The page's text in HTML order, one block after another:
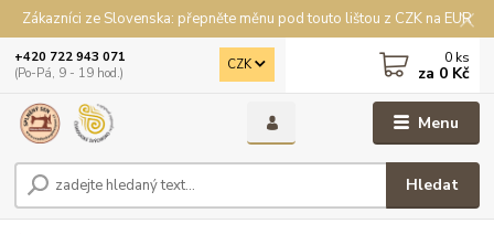
Zákazníci ze Slovenska: přepněte měnu pod touto lištou z CZK na EUR
Menu
CZK
Hledat
+420 722 943 071
(Po-Pá, 9 - 19 hod.)
0 ks
za 0 Kč